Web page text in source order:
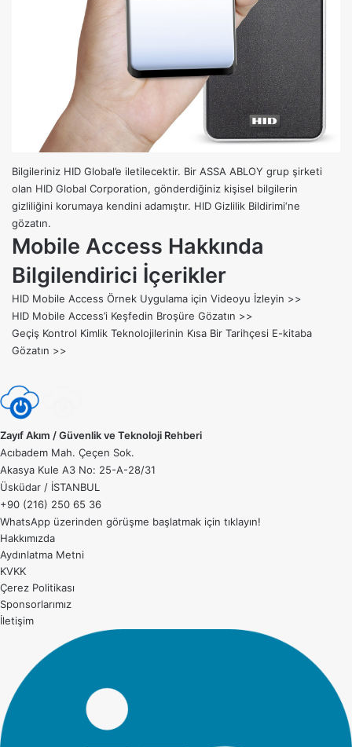
Bilgileriniz HID Global’e iletilecektir. Bir ASSA ABLOY grup şirketi
olan HID Global Corporation, gönderdiğiniz kişisel bilgilerin
gizliliğini korumaya kendini adamıştır. HID Gizlilik Bildirimi‘ne
gözatın.
Mobile Access Hakkında
Bilgilendirici İçerikler
HID Mobile Access Örnek Uygulama için Videoyu İzleyin >>
HID Mobile Access’i Keşfedin Broşüre Gözatın >>
Geçiş Kontrol Kimlik Teknolojilerinin Kısa Bir Tarihçesi E-kitaba
Gözatın >>
Zayıf Akım / Güvenlik ve Teknoloji Rehberi
Acıbadem Mah. Çeçen Sok.
Akasya Kule A3 No: 25-A-28/31
Üsküdar / İSTANBUL
+90 (216) 250 65 36
WhatsApp üzerinden görüşme başlatmak için tıklayın!
Hakkımızda
Aydınlatma Metni
KVKK
Çerez Politikası
Sponsorlarımız
İletişim